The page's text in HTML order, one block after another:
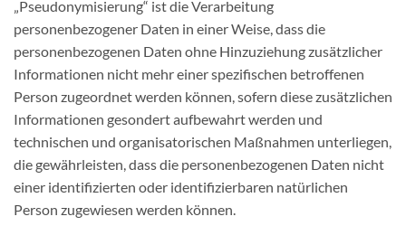
„Pseudonymisierung“ ist die Verarbeitung
personenbezogener Daten in einer Weise, dass die
personenbezogenen Daten ohne Hinzuziehung zusätzlicher
Informationen nicht mehr einer spezifischen betroffenen
Person zugeordnet werden können, sofern diese zusätzlichen
Informationen gesondert aufbewahrt werden und
technischen und organisatorischen Maßnahmen unterliegen,
die gewährleisten, dass die personenbezogenen Daten nicht
einer identifizierten oder identifizierbaren natürlichen
Person zugewiesen werden können.